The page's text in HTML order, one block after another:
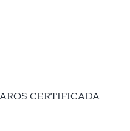
CERTIFICADA